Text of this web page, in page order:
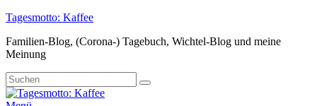
Zum
springen
Tagesmotto: Kaffee
Familien-Blog, (Corona-) Tagebuch, Wichtel-Blog und meine
Meinung
Suche
nach:
Suchen